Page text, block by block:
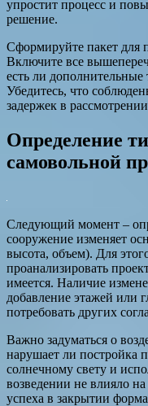
упростит процесс и
решение.
Сформируйте пакет для
Включите все
есть ли
Убедитесь, что
задержек в
Определение
самовольной
Следующий момент –
сооружение изменяет
высота, объем). Для
проанализировать
имеется. Наличие
добавление этажей или
потребовать других
Важно задуматься о
нарушает ли постройка
солнечному свету и
возведении не влияло
успеха в закрытии